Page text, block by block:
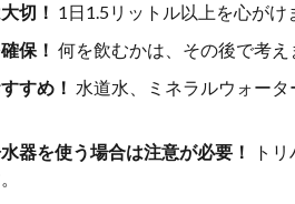
切！ 1日1.5リットル以上を心がけ
保！ 何を飲むかは、その後で考え
すめ！ 水道水、ミネラルウォー
器を使う場合は注意が必要！
ト